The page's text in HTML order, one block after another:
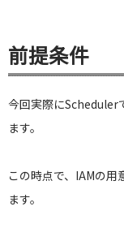
前提条件
今回実際にScheduler
ます。
この時点で、IAMの用
ます。